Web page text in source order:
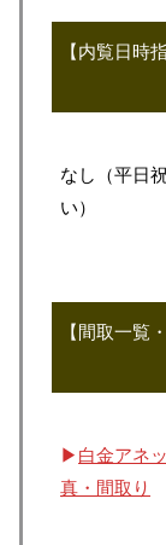
【内覧日時
なし（平日
い）
【間取一覧
▶ 白金アネ
真・間取り